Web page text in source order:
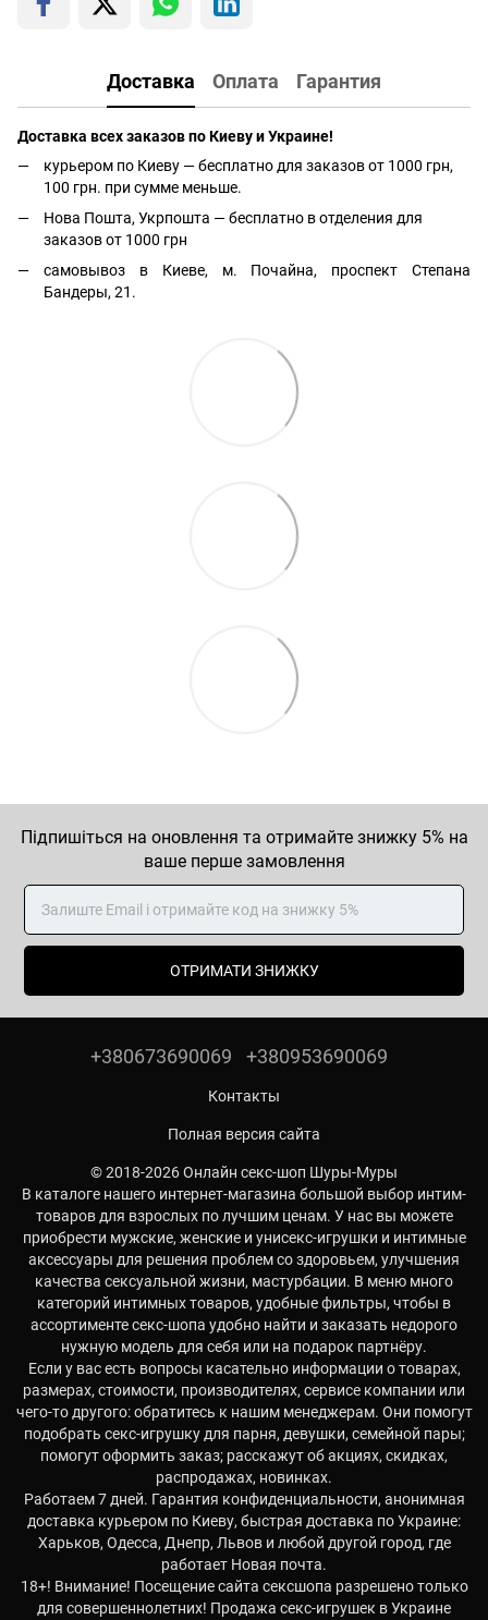
Доставка Оплата Гарантия
Доставка всех заказов по Киеву и Украине!
курьером по Киеву — бесплатно для заказов от 1000 грн,
100 грн. при сумме меньше.
Нова Пошта, Укрпошта — бесплатно в отделения для
заказов от 1000 грн
самовывоз в Киеве, м. Почайна, проспект Степана
Бандеры, 21.
Підпишіться на оновлення та отримайте знижку 5% на
ваше перше замовлення
ОТРИМАТИ ЗНИЖКУ
+380673690069 +380953690069
Контакты
Полная версия сайта
© 2018-2026 Онлайн секс-шоп Шуры-Муры
В каталоге нашего интернет-магазина большой выбор интим-
товаров для взрослых по лучшим ценам. У нас вы можете
приобрести мужские, женские и унисекс-игрушки и интимные
аксессуары для решения проблем со здоровьем, улучшения
качества сексуальной жизни, мастурбации. В меню много
категорий интимных товаров, удобные фильтры, чтобы в
ассортименте секс-шопа удобно найти и заказать недорого
нужную модель для себя или на подарок партнёру.
Если у вас есть вопросы касательно информации о товарах,
размерах, стоимости, производителях, сервисе компании или
чего-то другого: обратитесь к нашим менеджерам. Они помогут
подобрать секс-игрушку для парня, девушки, семейной пары;
помогут оформить заказ; расскажут об акциях, скидках,
распродажах, новинках.
Работаем 7 дней. Гарантия конфиденциальности, анонимная
доставка курьером по Киеву, быстрая доставка по Украине:
Харьков, Одесса, Днепр, Львов и любой другой город, где
работает Новая почта.
18+! Внимание! Посещение сайта сексшопа разрешено только
для совершеннолетних! Продажа секс-игрушек в Украине